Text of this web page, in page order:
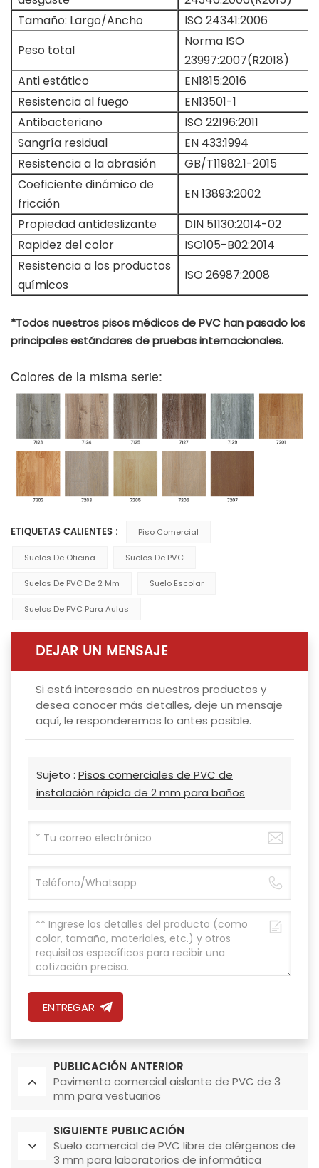
Tamaño: Largo/Ancho
ISO 24341:2006
Peso total
Norma ISO
23997:2007(R2018)
Anti estático
EN1815:2016
Resistencia al fuego
EN13501-1
Antibacteriano
ISO 22196:2011
Sangría residual
EN 433:1994
Resistencia a la abrasión
GB/T11982.1-2015
Coeficiente dinámico de
fricción
EN 13893:2002
Propiedad antideslizante
DIN 51130:2014-02
Rapidez del color
ISO105-B02:2014
Resistencia a los productos
químicos
ISO 26987:2008
*Todos nuestros pisos médicos de PVC han pasado los
principales estándares de pruebas internacionales.
Colores de la misma serie:
ETIQUETAS CALIENTES : Piso Comercial
Suelos De Oficina Suelos De PVC
Suelos De PVC De 2 Mm Suelo Escolar
Suelos De PVC Para Aulas
DEJAR UN MENSAJE
Si está interesado en nuestros productos y
desea conocer más detalles, deje un mensaje
aquí, le responderemos lo antes posible.
Sujeto : Pisos comerciales de PVC de
instalación rápida de 2 mm para baños
ENTREGAR
PUBLICACIÓN ANTERIOR
Pavimento comercial aislante de PVC de 3
mm para vestuarios
SIGUIENTE PUBLICACIÓN
Suelo comercial de PVC libre de alérgenos de
3 mm para laboratorios de informática